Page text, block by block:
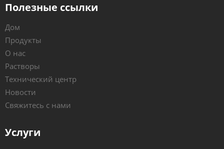
Полезные ссылки
Дом
Продукты
О нас
Растворы
Технический центр
Новости
Свяжитесь с нами
Услуги